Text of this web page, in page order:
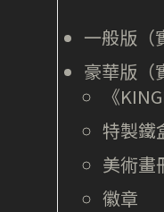
一般版
豪華版
《
特製鐵
美術畫
徽章